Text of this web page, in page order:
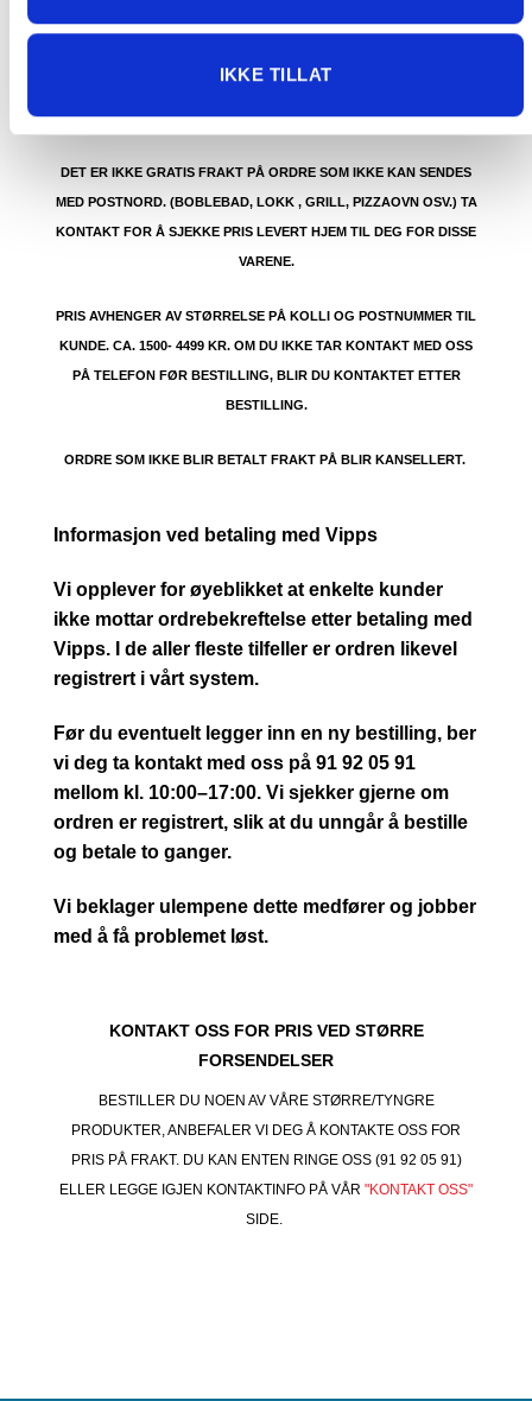
IKKE TILLAT
MAKSMÅL:35 kg / 105 x 40 x 40 cm
DET ER IKKE GRATIS FRAKT PÅ ORDRE SOM IKKE KAN SENDES
MED POSTNORD. (BOBLEBAD, LOKK , GRILL, PIZZAOVN OSV.) TA
KONTAKT FOR Å SJEKKE PRIS LEVERT HJEM TIL DEG FOR DISSE
VARENE.
PRIS AVHENGER AV STØRRELSE PÅ KOLLI OG POSTNUMMER TIL
KUNDE. CA. 1500- 4499 KR. OM DU IKKE TAR KONTAKT MED OSS
PÅ TELEFON FØR BESTILLING, BLIR DU KONTAKTET ETTER
BESTILLING.
ORDRE SOM IKKE BLIR BETALT FRAKT PÅ BLIR KANSELLERT.
Informasjon ved betaling med Vipps
Vi opplever for øyeblikket at enkelte kunder
ikke mottar ordrebekreftelse etter betaling med
Vipps. I de aller fleste tilfeller er ordren likevel
registrert i vårt system.
Før du eventuelt legger inn en ny bestilling, ber
vi deg ta kontakt med oss på 91 92 05 91
mellom kl. 10:00–17:00. Vi sjekker gjerne om
ordren er registrert, slik at du unngår å bestille
og betale to ganger.
Vi beklager ulempene dette medfører og jobber
med å få problemet løst.
KONTAKT OSS FOR PRIS VED STØRRE
FORSENDELSER
BESTILLER DU NOEN AV VÅRE STØRRE/TYNGRE
PRODUKTER, ANBEFALER VI DEG Å KONTAKTE OSS FOR
PRIS PÅ FRAKT. DU KAN ENTEN RINGE OSS (91 92 05 91)
ELLER LEGGE IGJEN KONTAKTINFO PÅ VÅR "KONTAKT OSS"
SIDE.